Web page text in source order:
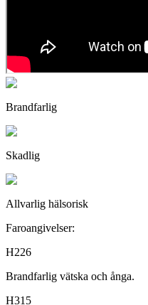
Brandfarlig
Skadlig
Allvarlig hälsorisk
Faroangivelser:
H226
Brandfarlig vätska och ånga.
H315